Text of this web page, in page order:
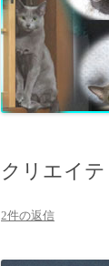
クリエイ
2件の返信